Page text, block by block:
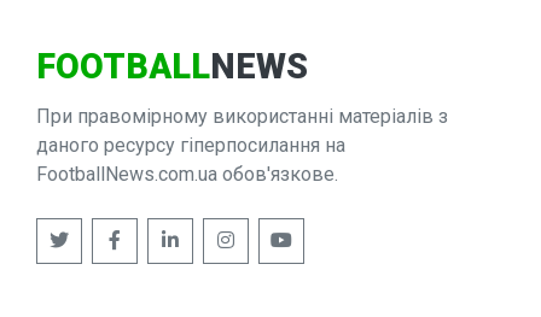
FOOTBALLNEWS
При правомірному використанні матеріалів з
даного ресурсу гіперпосилання на
FootballNews.com.ua обов'язкове.